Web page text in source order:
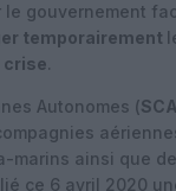
le gouvernement
temporairement
crise.
Autonomes (
ainsi que
ce 6 avril 2020